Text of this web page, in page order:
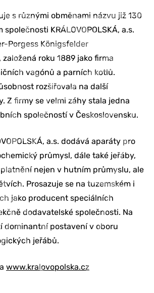
s různými obměnami názvu již 130
KRÁLOVOPOLSKÁ, a.s.
Porgess Königsfelder
roku 1889 jako firma
vagónů a parních kotlů.
rozšiřovala na další
Z firmy se velmi záhy stala jedna
společností v Československu.
a.s. dodává aparáty pro
průmysl, dále také jeřáby,
nejen v hutním průmyslu, ale
Prosazuje se na tuzemském i
jako producent speciálních
dodavatelské společnosti. Na
dominantní postavení v oboru
jeřábů.
www.kralovopolska.cz